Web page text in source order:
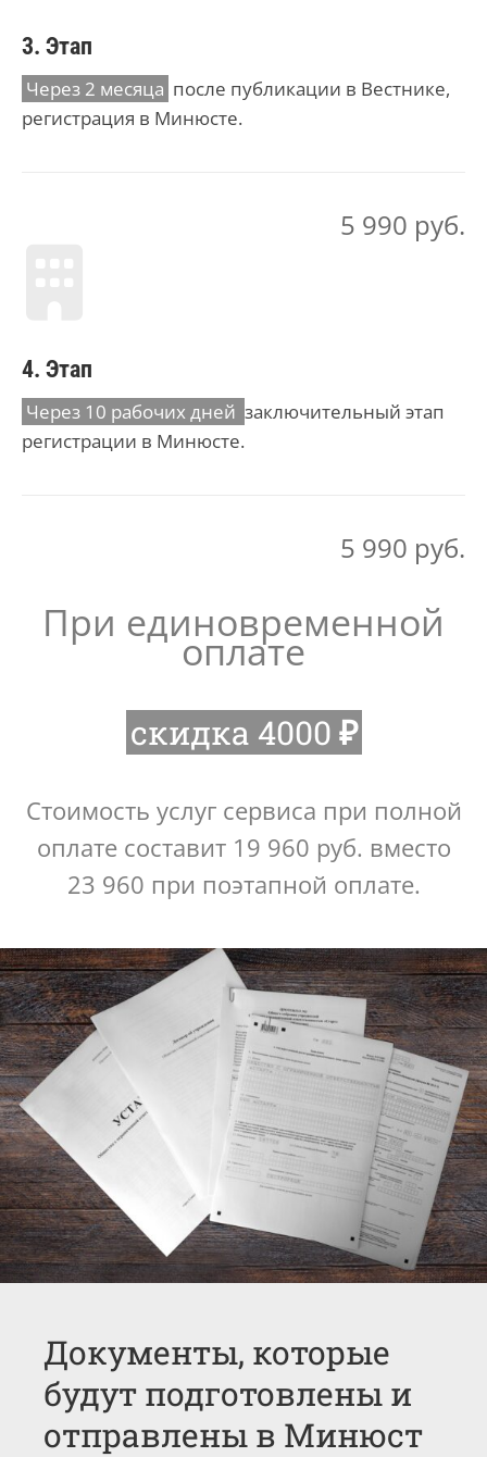
3. Этап
Через 2 месяца после публикации в Вестнике,
регистрация в Минюсте.
5 990 руб.
4. Этап
Через 10 рабочих дней заключительный этап
регистрации в Минюсте.
5 990 руб.
При единовременной
оплате
скидка 4000 ₽
Стоимость услуг сервиса при полной
оплате составит 19 960 руб. вместо
23 960 при поэтапной оплате.
Документы, которые
будут подготовлены и
отправлены в Минюст